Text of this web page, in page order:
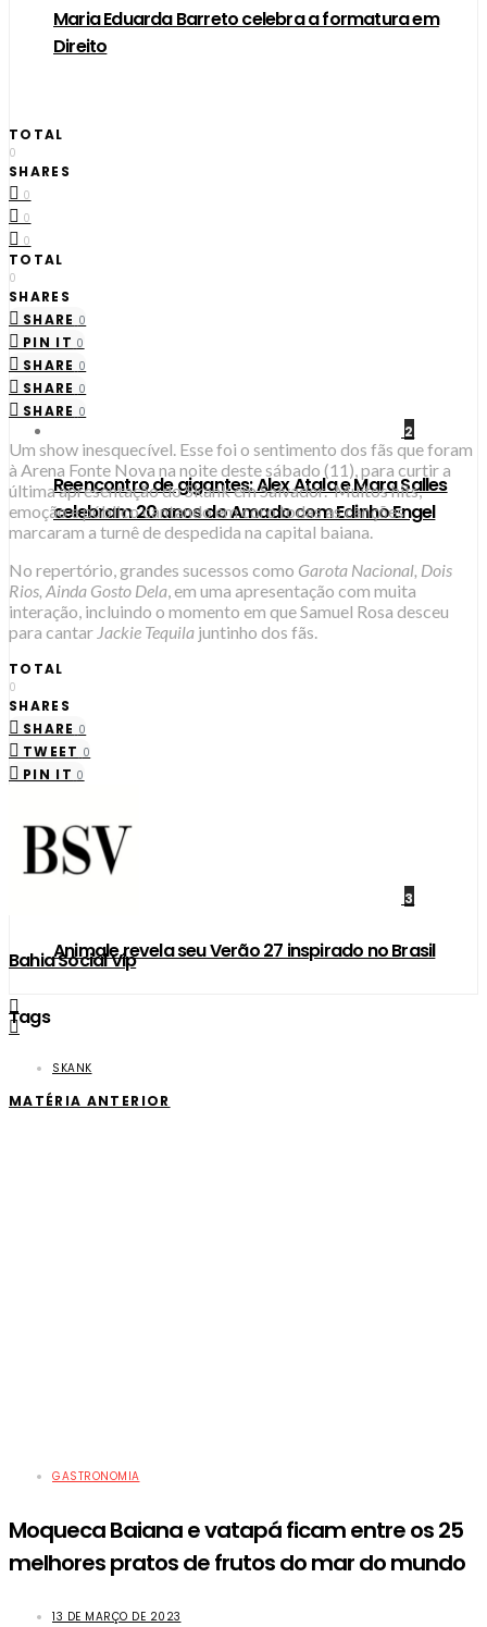
Maria Eduarda Barreto celebra a formatura em
Direito
2
Reencontro de gigantes: Alex Atala e Mara Salles
celebram 20 anos do Amado com Edinho Engel
3
Animale revela seu Verão 27 inspirado no Brasil
TOTAL
0
SHARES
0
0
0
TOTAL
0
SHARES
SHARE 0
PIN IT 0
SHARE 0
SHARE 0
SHARE 0
Um show inesquecível. Esse foi o sentimento dos fãs que foram
à Arena Fonte Nova na noite deste sábado (11), para curtir a
última apresentação do Skank em Salvador. Muitos hits,
emoção e público cantando em coro todas as canções
marcaram a turnê de despedida na capital baiana.
No repertório, grandes sucessos como Garota Nacional, Dois
Rios, Ainda Gosto Dela , em uma apresentação com muita
interação, incluindo o momento em que Samuel Rosa desceu
para cantar Jackie Tequila juntinho dos fãs.
TOTAL
0
SHARES
SHARE 0
TWEET 0
PIN IT 0
Bahia Social Vip
Tags
SKANK
MATÉRIA ANTERIOR
GASTRONOMIA
Moqueca Baiana e vatapá ficam entre os 25
melhores pratos de frutos do mar do mundo
13 DE MARÇO DE 2023